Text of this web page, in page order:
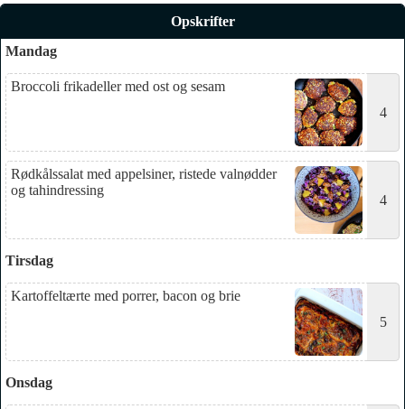
Opskrifter
Mandag
Broccoli frikadeller med ost og sesam
4
Rødkålssalat med appelsiner, ristede valnødder
og tahindressing
4
Tirsdag
Kartoffeltærte med porrer, bacon og brie
5
Onsdag